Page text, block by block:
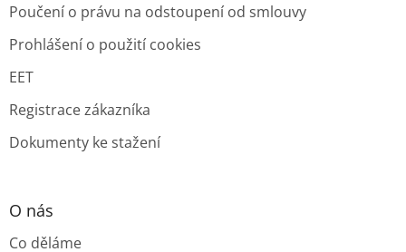
Poučení o právu na odstoupení od smlouvy
Prohlášení o použití cookies
EET
Registrace zákazníka
Dokumenty ke stažení
O nás
Co děláme